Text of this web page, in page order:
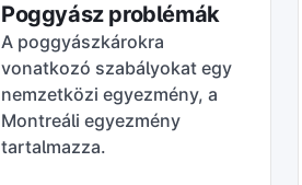
Poggyász problémák
A poggyászkárokra
vonatkozó szabályokat egy
nemzetközi egyezmény, a
Montreáli egyezmény
tartalmazza.